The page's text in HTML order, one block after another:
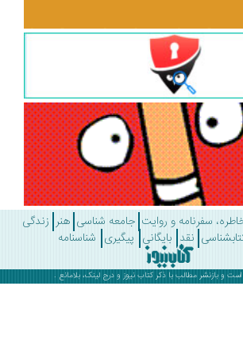
و روایت جامعه شناسی هنر زندگی
نقد بایگانی پیگیری شناسنامه
مطالب با ذکرکتاب نیوز و درج لینک، بلامانع .